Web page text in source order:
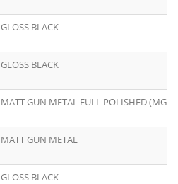
GLOSS BLACK
GLOSS BLACK
MATT GUN METAL FULL POLISHED
MATT GUN METAL
GLOSS BLACK